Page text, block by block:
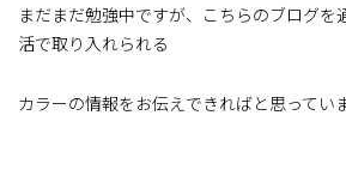
まだまだ勉強中ですが、こちらのブログを
活で取り入れられる
カラーの情報をお伝えできればと思っていま